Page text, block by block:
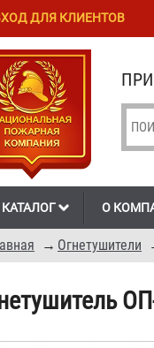
к
to
КАТАЛОГ О
→ Огнетушители
ДЛЯ КЛИЕНТОВ